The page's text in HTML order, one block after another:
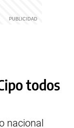
todos
nacional